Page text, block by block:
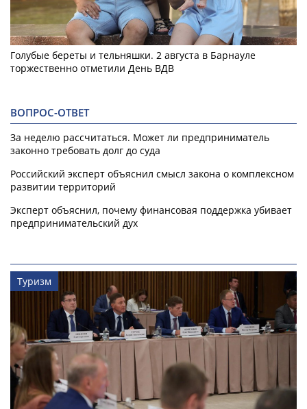
Голубые береты и тельняшки. 2 августа в Барнауле
торжественно отметили День ВДВ
ВОПРОС-ОТВЕТ
За неделю рассчитаться. Может ли предприниматель
законно требовать долг до суда
Российский эксперт объяснил смысл закона о комплексном
развитии территорий
Эксперт объяснил, почему финансовая поддержка убивает
предпринимательский дух
Туризм